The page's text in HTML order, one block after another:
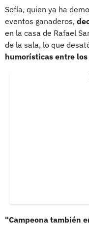
Sofía, quien ya ha
eventos ganaderos,
en la casa de Rafael
de la sala, lo que
humorísticas entre
"Campeona también